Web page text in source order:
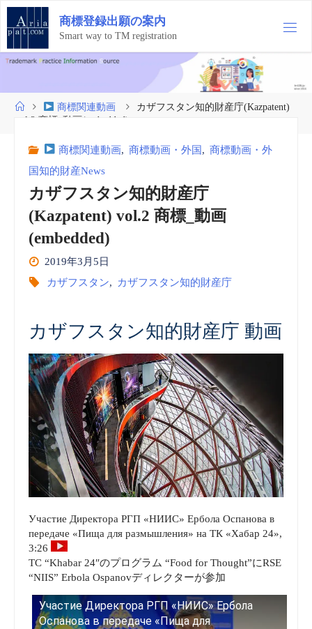
コ
テ
ン
ツ
ス
商標登録出願の案内
Smart way to TM registration
ホ
ー
商標関連動画
カザフスタン知的財産庁(Kazpatent)
vol.2 商標_動画(embedded)
商標関連動画, 商標動画・外国, 商標動画・外
国知的財産News
カザフスタン知的財産庁
(Kazpatent) vol.2 商標_動画
(embedded)
2019年3月5日
カザフスタン, カザフスタン知的財産庁
カザフスタン知的財産庁 動画
Участие Директора РГП «НИИС» Ербола Оспанова в
передаче «Пища для размышления» на ТК «Хабар 24»,
3:26
TC “Khabar 24″のプログラム “Food for Thought”にRSE
“NIIS” Erbola Ospanovディレクターが参加
Участие Директора РГП «НИИС» Ербола
Оспанова в передаче «Пища для